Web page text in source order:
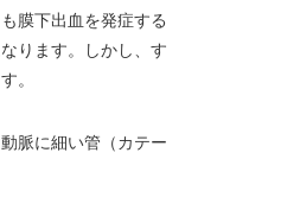
膜下出血を発症する
ります。しかし、す
。
脈に細い管（カテー